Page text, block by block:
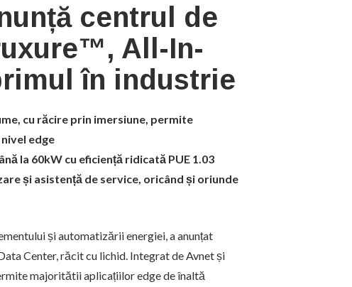
centrul de
All-In-
în industrie
cu răcire prin imersiune, permite
edge
la 60kW cu eficiență ridicată PUE 1.03
și asistență de service, oricând și oriunde
și automatizării energiei, a anunțat
Center, răcit cu lichid. Integrat de Avnet și
majoritătii aplicațiilor edge de înaltă